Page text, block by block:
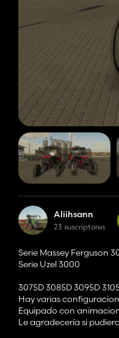
Aliihsann
23 suscriptores
Serie Massey Ferguson
Serie Uzel 3000
3075D 3085D 3095D
Hay varias
Equipado con
Le agradecería si